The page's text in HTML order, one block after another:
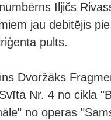
Iljičs
jau debitējis
pults.
Dvoržāks
Nr. 4 no cikla
no operas